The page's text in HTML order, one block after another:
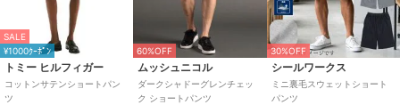
SALE
¥1000ｸｰﾎﾟﾝ
トミー ヒルフィガー
コットンサテンショートパン
ツ
60%OFF
ムッシュニコル
ダークシャドーグレンチェッ
ク ショートパンツ
30%OFF
シールワークス
ミニ裏毛スウェットショート
パンツ